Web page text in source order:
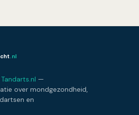
.nl
Tandarts.nl —
over mondgezondheid,
en